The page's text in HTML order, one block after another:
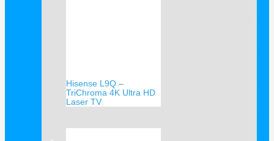
Hisense L9Q –
TriChroma 4K Ultra HD
Laser TV